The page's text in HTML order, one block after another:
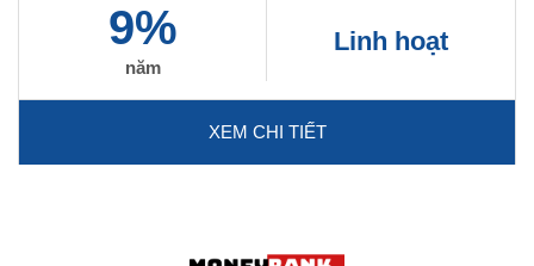
9%
năm
Linh hoạt
XEM CHI TIẾT